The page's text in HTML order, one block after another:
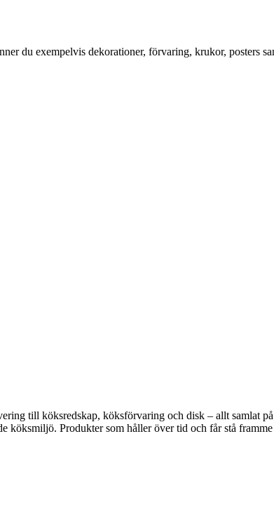
du exempelvis dekorationer, förvaring, krukor, posters
till köksredskap, köksförvaring och disk – allt samlat
köksmiljö. Produkter som håller över tid och får stå